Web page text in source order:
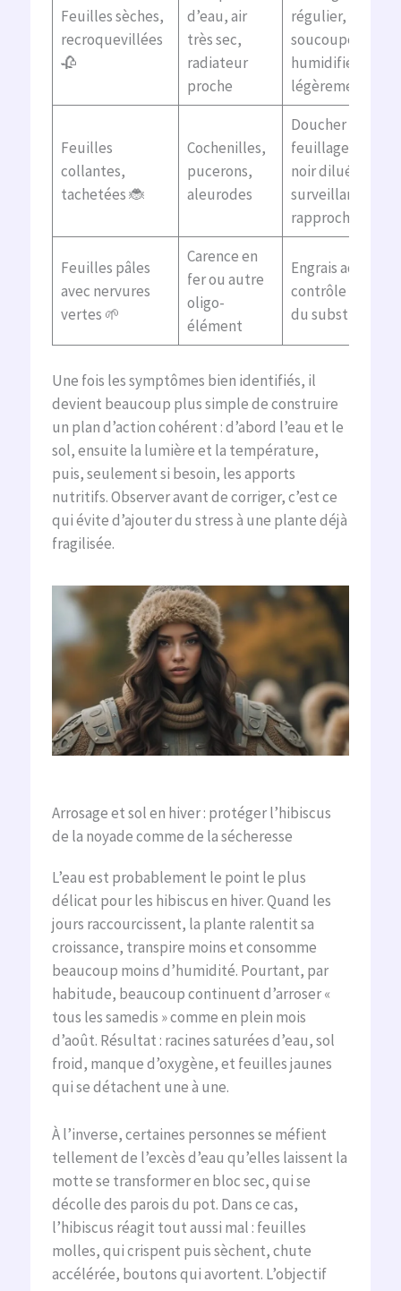
Feuilles sèches,
recroquevillées
🥀
d’eau, air
très sec,
radiateur
proche
régulier,
soucoupe vide,
humidifier
légèrement l’air
Feuilles
collantes,
tachetées 🐞
Cochenilles,
pucerons,
aleurodes
Doucher le
feuillage, savon
noir dilué,
surveillance
rapprochée
Feuilles pâles
avec nervures
vertes 🌱
Carence en
fer ou autre
oligo-
élément
Engrais adapté,
contrôle du pH
du substrat
Une fois les symptômes bien identifiés, il
devient beaucoup plus simple de construire
un plan d’action cohérent : d’abord l’eau et le
sol, ensuite la lumière et la température,
puis, seulement si besoin, les apports
nutritifs. Observer avant de corriger, c’est ce
qui évite d’ajouter du stress à une plante déjà
fragilisée.
Arrosage et sol en hiver : protéger l’hibiscus
de la noyade comme de la sécheresse
L’eau est probablement le point le plus
délicat pour les hibiscus en hiver. Quand les
jours raccourcissent, la plante ralentit sa
croissance, transpire moins et consomme
beaucoup moins d’humidité. Pourtant, par
habitude, beaucoup continuent d’arroser «
tous les samedis » comme en plein mois
d’août. Résultat : racines saturées d’eau, sol
froid, manque d’oxygène, et feuilles jaunes
qui se détachent une à une.
À l’inverse, certaines personnes se méfient
tellement de l’excès d’eau qu’elles laissent la
motte se transformer en bloc sec, qui se
décolle des parois du pot. Dans ce cas,
l’hibiscus réagit tout aussi mal : feuilles
molles, qui crispent puis sèchent, chute
accélérée, boutons qui avortent. L’objectif